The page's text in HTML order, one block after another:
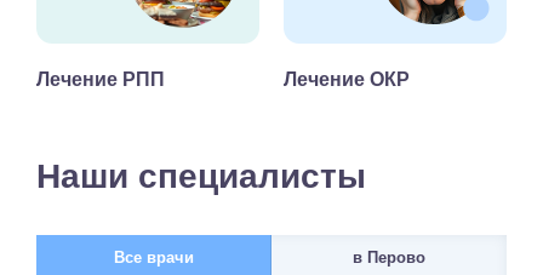
Лечение РПП Лечение ОКР
Наши специалисты
Все врачи в Перово